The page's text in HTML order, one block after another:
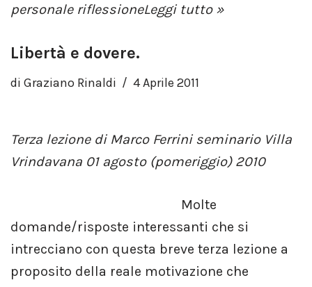
personale riflessioneLeggi tutto »
Libertà e dovere.
di Graziano Rinaldi 4 Aprile 2011
Terza lezione di Marco Ferrini seminarioVilla
Vrindavana 01 agosto (pomeriggio) 2010
Molte
domande/risposte interessanti che si
intrecciano con questa breve terza lezione a
proposito della reale motivazione che